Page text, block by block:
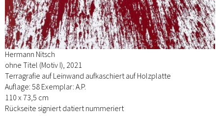
Hermann Nitsch
ohne Titel (Motiv I), 2021
Terragrafie auf Leinwand aufkaschiert auf Holzplatte
Auflage: 58 Exemplar: A.P.
110 x 73,5 cm
Rückseite signiert datiert nummeriert